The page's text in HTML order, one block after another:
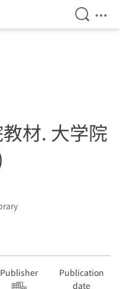
Open
材. 大学院
Publisher
Publication
date